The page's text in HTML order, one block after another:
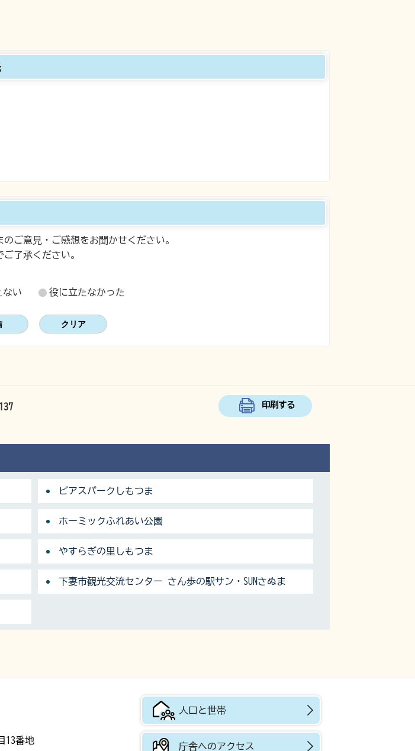
ご意見・ご感想をお聞かせください。
了承ください。
ない 役に立たなかった
印刷する
ビアスパークしもつま
ホーミックふれあい公園
やすらぎの里しもつま
下妻市観光交流センター さん歩の駅サン・SUNさぬま
13番地
人口と世帯
庁舎へのアクセス